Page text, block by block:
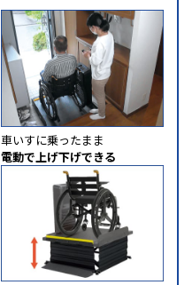
車いすに乗ったまま
電動で上げ下げできる